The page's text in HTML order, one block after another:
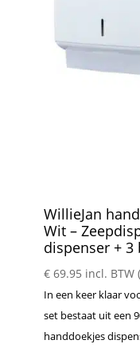
WillieJan
Wit –
dispenser +
€69.95 incl. BTW (
In een keer klaar
set bestaat uit een
handdoekjes